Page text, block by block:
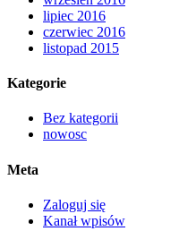
lipiec 2016
czerwiec 2016
listopad 2015
Kategorie
Bez kategorii
nowosc
Meta
Zaloguj się
Kanał wpisów